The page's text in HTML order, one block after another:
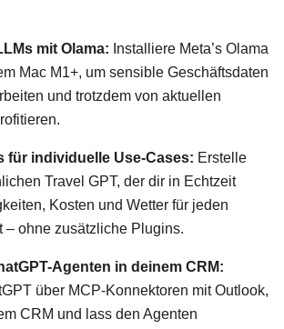
mit Olama: Installiere Meta’s Olama
Mac M1+, um sensible Geschäftsdaten
und trotzdem von aktuellen
für individuelle Use-Cases: Erstelle
Travel GPT, der dir in Echtzeit
Kosten und Wetter für jeden
– ohne zusätzliche Plugins.
Agenten in deinem CRM:
über MCP-Konnektoren mit Outlook,
CRM und lass den Agenten